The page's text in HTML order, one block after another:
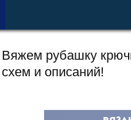
Вяжем рубашку
схем и описаний!